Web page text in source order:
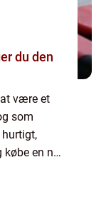
være et
som
købe en ny